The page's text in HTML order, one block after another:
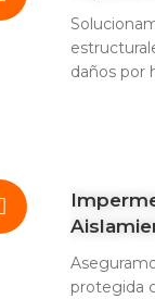
daños por
protegida